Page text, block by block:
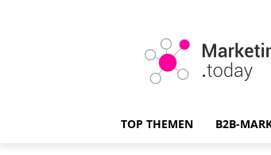
TOP THEMEN B2B-